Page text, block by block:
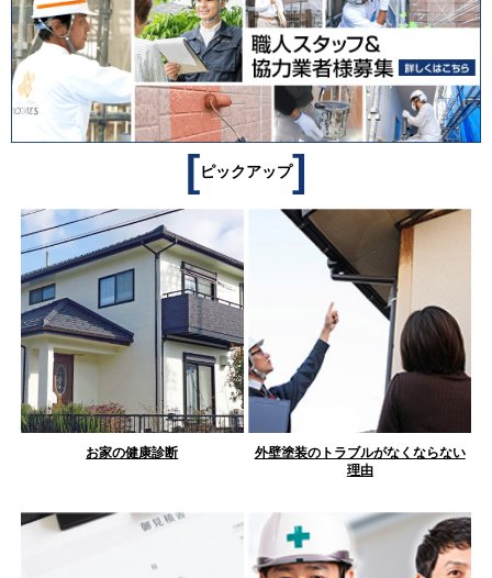
[ピックアップ]
お家の健康診断
外壁塗装のトラブルがなくならない
理由